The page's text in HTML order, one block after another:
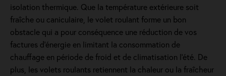
isolation thermique. Que la température extérieure soit
fraîche ou caniculaire, le volet roulant forme un bon
obstacle qui a pour conséquence une réduction de vos
factures d’énergie en limitant la consommation de
chauffage en période de froid et de climatisation l’été. De
plus, les volets roulants retiennent la chaleur ou la fraîcheur